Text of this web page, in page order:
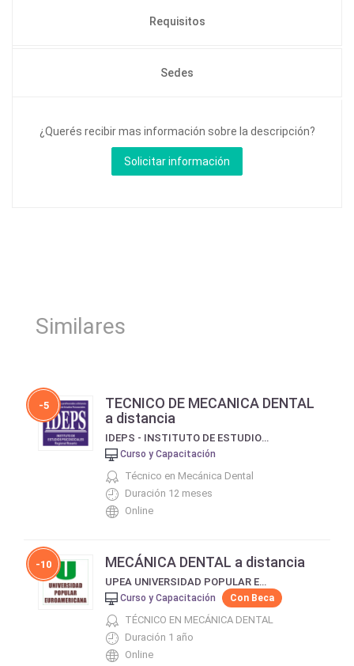
Requisitos
Sedes
¿Querés recibir mas información sobre la descripción?
Similares
-5
TECNICO DE MECANICA DENTAL
a distancia
IDEPS - INSTITUTO DE ESTUDIOS PSICOSOCIALES
Curso y Capacitación
Técnico en Mecánica Dental
Duración 12 meses
Online
-10 MECÁNICA DENTAL a distancia
UPEA UNIVERSIDAD POPULAR EUROAMERICANA
Curso y Capacitación Con Beca
TÉCNICO EN MECÁNICA DENTAL
Duración 1 año
Online